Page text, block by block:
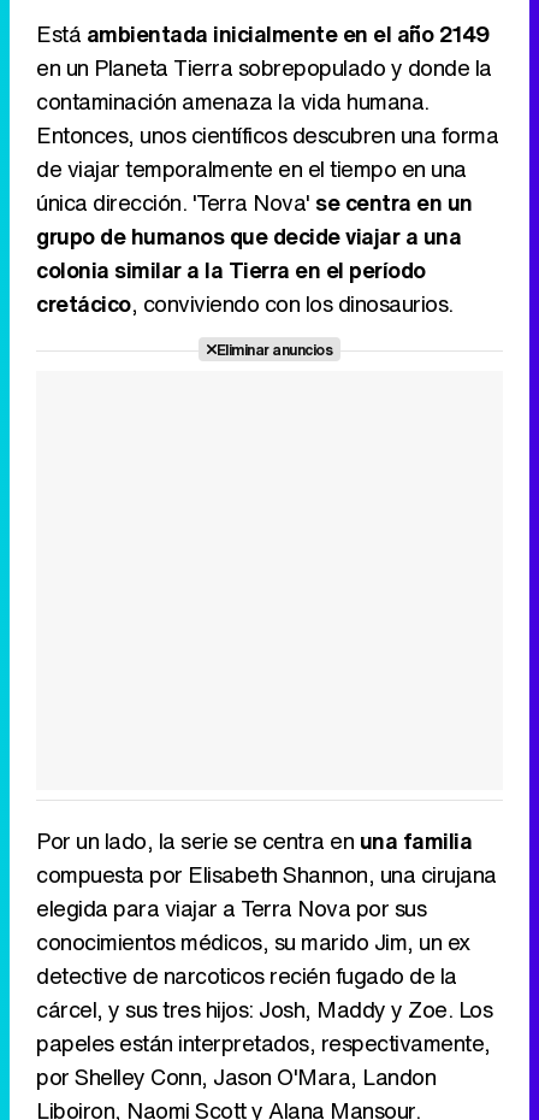
Tráiler de la tercera temporada de 'The Walking Dead: Dead City' de AMC+
Está ambientada inicialmente en el año 2149
en un Planeta Tierra sobrepopulado y donde la
contaminación amenaza la vida humana.
Entonces, unos científicos descubren una forma
de viajar temporalmente en el tiempo en una
única dirección. 'Terra Nova' se centra en un
grupo de humanos que decide viajar a una
colonia similar a la Tierra en el período
cretácico, conviviendo con los dinosaurios.
Eliminar anuncios
Por un lado, la serie se centra en una familia
compuesta por Elisabeth Shannon, una cirujana
elegida para viajar a Terra Nova por sus
conocimientos médicos, su marido Jim, un ex
detective de narcoticos recién fugado de la
cárcel, y sus tres hijos: Josh, Maddy y Zoe. Los
papeles están interpretados, respectivamente,
por Shelley Conn, Jason O'Mara, Landon
Liboiron, Naomi Scott y Alana Mansour.